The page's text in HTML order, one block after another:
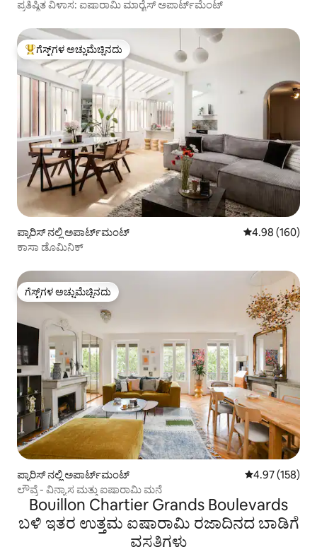
ಪ್ರತಿಷ್ಠಿತ ವಿಳಾಸ: ಐಷಾರಾಮಿ ಮಾರೈಸ್ ಅಪಾರ್ಟ್‌ಮೆಂಟ್
ಗೆಸ್ಟ್‌ಗಳಿಗೆ ಅತಿ ಹೆಚ್ಚು ಅಚ್ಚುಮೆಚ್ಚಿನದು
ಗೆಸ್ಟ್‌ಗಳ ಅಚ್ಚುಮೆಚ್ಚಿನದು
ಪ್ಯಾರಿಸ್ ನಲ್ಲಿ ಅಪಾರ್ಟ್‌ಮಂಟ್ 5 ರಲ್ಲಿ 4.98
4.98 (160)
ಕಾಸಾ ಡೊಮಿನಿಕ್
ಗೆಸ್ಟ್‌ಗಳ ಅಚ್ಚುಮೆಚ್ಚಿನದು
ಗೆಸ್ಟ್‌ಗಳ ಅಚ್ಚುಮೆಚ್ಚಿನದು
ಪ್ಯಾರಿಸ್ ನಲ್ಲಿ ಅಪಾರ್ಟ್‌ಮಂಟ್ 5 ರಲ್ಲಿ 4.97
4.97 (158)
ಲೌವ್ರೆ - ವಿನ್ಯಾಸ ಮತ್ತು ಐಷಾರಾಮಿ ಮನೆ
Bouillon Chartier Grands Boulevards
ಬಳಿ ಇತರ ಉತ್ತಮ ಐಷಾರಾಮಿ ರಜಾದಿನದ ಬಾಡಿಗೆ
ವಸತಿಗಳು